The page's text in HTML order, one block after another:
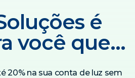
é
você que…
20% na sua conta de luz sem